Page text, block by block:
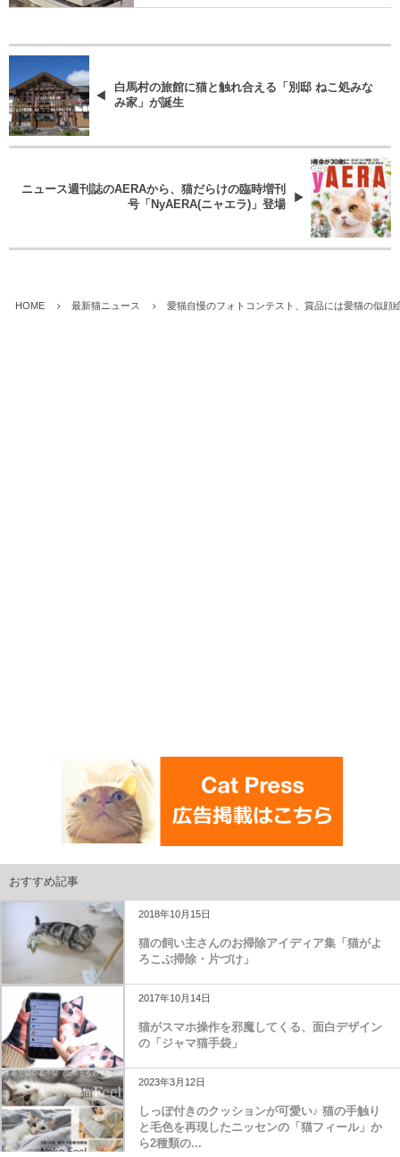
白馬村の旅館に猫と触れ合える「別邸 ねこ処みな
み家」が誕生
ニュース週刊誌のAERAから、猫だらけの臨時増刊
号「NyAERA(ニャエラ)」登場
HOME 最新猫ニュース 愛猫自慢のフォトコンテスト、賞品には愛猫の似顔
おすすめ記事
2018年10月15日
猫の飼い主さんのお掃除アイディア集「猫がよ
ろこぶ掃除・片づけ」
2017年10月14日
猫がスマホ操作を邪魔してくる、面白デザイン
の「ジャマ猫手袋」
2023年3月12日
しっぽ付きのクッションが可愛い♪ 猫の手触り
と毛色を再現したニッセンの「猫フィール」か
ら2種類の...